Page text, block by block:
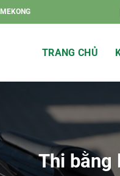
TRANG CHỦ
Thi bằng